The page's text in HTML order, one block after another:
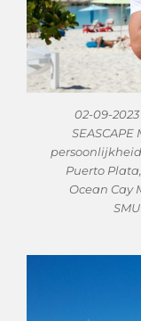
02-09-2023
Puerto
Ocean Cay